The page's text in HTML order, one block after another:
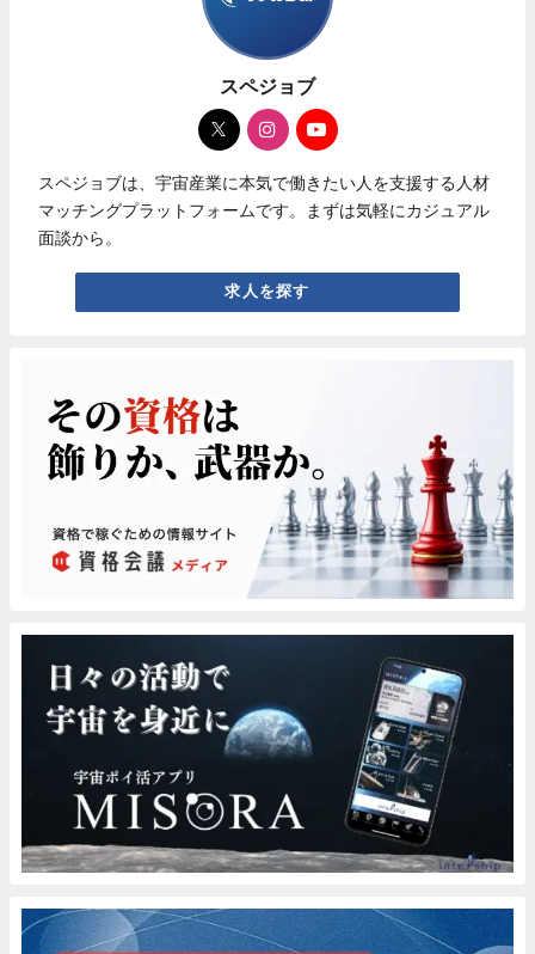
スペジョブ
スペジョブは、宇宙産業に本気で働きたい人を支援する人材
マッチングプラットフォームです。まずは気軽にカジュアル
面談から。
求人を探す